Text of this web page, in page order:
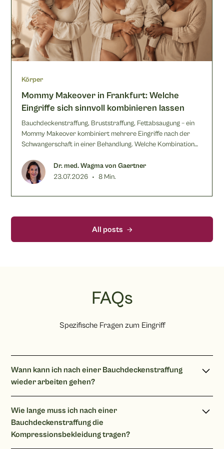
Körper
Mommy Makeover in Frankfurt: Welche
Eingriffe sich sinnvoll kombinieren lassen
Bauchdeckenstraffung, Bruststraffung, Fettabsaugung – ein
Mommy Makeover kombiniert mehrere Eingriffe nach der
Schwangerschaft in einer Behandlung. Welche Kombination
Dr. med. Wagma von Gaertner
23.07.2026 • 8 Min.
All posts
FAQs
Spezifische Fragen zum Eingriff
Wann kann ich nach einer Bauchdeckenstraffung
wieder arbeiten gehen?
wieder arbeiten gehen. Bei schwerer körperlicher Tätigkeit
planen Sie mit 4 Wochen ein.
Wie lange muss ich nach einer
Bauchdeckenstraffung die
Kompressionsbekleidung tragen?